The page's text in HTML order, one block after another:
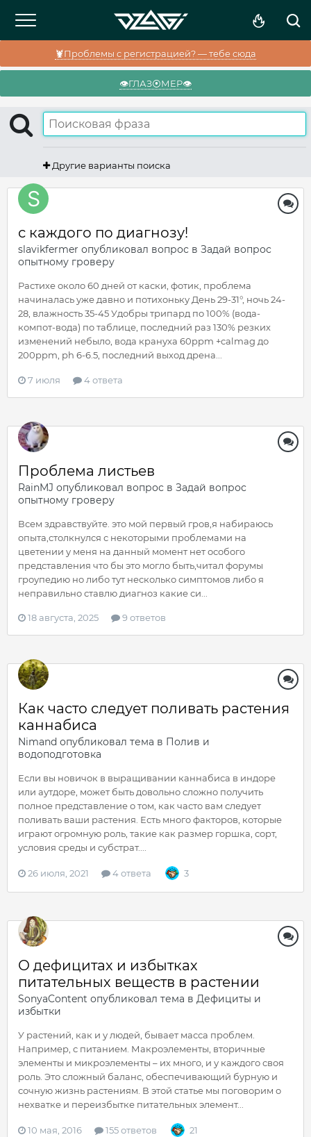
🦞Проблемы с регистрацией? — тебе сюда
👁️ГЛАЗ⦿МЕР👁️
Другие варианты поиска
с каждого по диагнозу!
slavikfermer опубликовал вопрос в Задай вопрос
опытному гроверу
Растихе около 60 дней от каски, фотик, проблема
начиналась уже давно и потихоньку День 29-31°, ночь 24-
28, влажность 35-45 Удобры трипард по 100% (вода-
компот-вода) по таблице, последний раз 130% резких
изменений небыло, вода крануха 60ppm +calmag до
200ppm, ph 6-6.5, последний выход дрена...
7 июля 4 ответа
Проблема листьев
RainMJ опубликовал вопрос в Задай вопрос
опытному гроверу
Всем здравствуйте. это мой первый гров,я набираюсь
опыта,столкнулся с некоторыми проблемами на
цветении у меня на данный момент нет особого
представления что бы это могло быть,читал форумы
гроупедию но либо тут несколько симптомов либо я
неправильно ставлю диагноз какие си...
18 августа, 2025 9 ответов
Как часто следует поливать растения
каннабиса
Nimand опубликовал тема в Полив и
водоподготовка
Если вы новичок в выращивании каннабиса в индоре
или аутдоре, может быть довольно сложно получить
полное представление о том, как часто вам следует
поливать ваши растения. Есть много факторов, которые
играют огромную роль, такие как размер горшка, сорт,
условия среды и субстрат....
26 июля, 2021 4 ответа 3
О дефицитах и избытках
питательных веществ в растении
SonyaContent опубликовал тема в Дефициты и
избытки
У растений, как и у людей, бывает масса проблем.
Например, с питанием. Макроэлементы, вторичные
элементы и микроэлементы – их много, и у каждого своя
роль. Это сложный баланс, обеспечивающий бурную и
сочную жизнь растениям. В этой статье мы поговорим о
нехватке и переизбытке питательных элемент...
10 мая, 2016 155 ответов 21